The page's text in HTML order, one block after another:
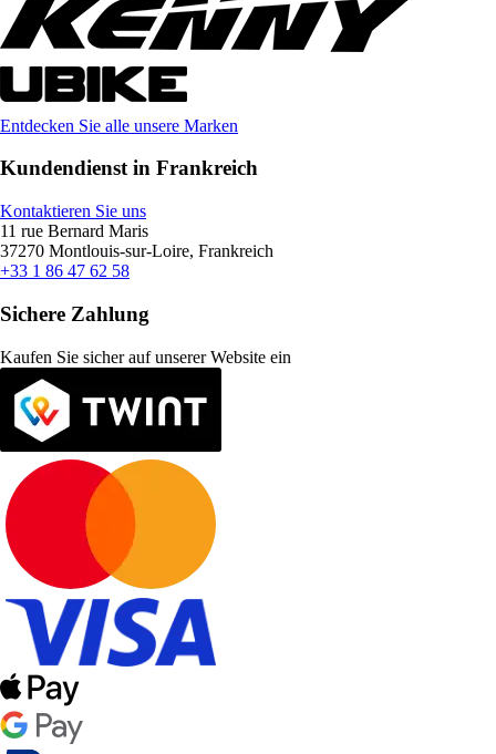
Entdecken Sie alle unsere Marken
Kundendienst in Frankreich
Kontaktieren Sie uns
11 rue Bernard Maris
37270 Montlouis-sur-Loire, Frankreich
+33 1 86 47 62 58
Sichere Zahlung
Kaufen Sie sicher auf unserer Website ein